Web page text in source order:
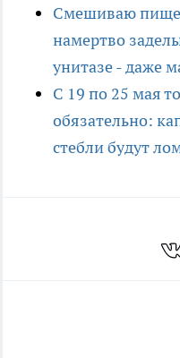
Смешиваю
намертво
унитазе - даже
С 19 по 25 мая
обязательно:
стебли будут